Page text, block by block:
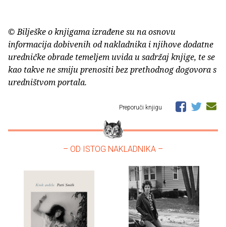
© Bilješke o knjigama izrađene su na osnovu
informacija dobivenih od nakladnika i njihove dodatne
uredničke obrade temeljem uvida u sadržaj knjige, te se
kao takve ne smiju prenositi bez prethodnog dogovora s
uredništvom portala.
Preporuči knjigu
– OD ISTOG NAKLADNIKA –